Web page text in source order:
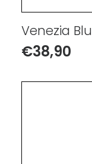
Venezia Blu
€38,90